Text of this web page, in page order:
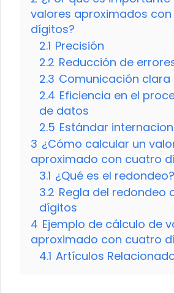
valores aproximados
dígitos?
2.1 Precisión
2.2 Reducción de
2.3 Comunicación clara
2.4 Eficiencia en el
de datos
2.5 Estándar
3 ¿Cómo calcular un
aproximado con cuatro
3.1 ¿Qué es el redondeo?
3.2 Regla del redondeo
dígitos
4 Ejemplo de cálculo de
aproximado con cuatro
4.1 Artículos